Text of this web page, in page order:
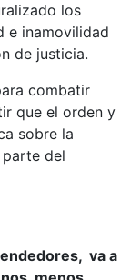
los
e inamovilidad
de justicia.
combatir
que el orden y
sobre la
del
va a